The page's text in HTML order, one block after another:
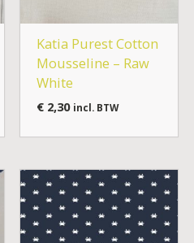
Katia Purest Cotton
Mousseline – Raw
White
€2,30 incl. BTW